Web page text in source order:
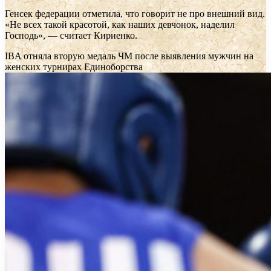
Генсек федерации отметила, что говорит не про внешний вид.
«Не всех такой красотой, как наших девчонок, наделил
Господь», — считает Кириенко.
IBA отняла вторую медаль ЧМ после выявления мужчин на
женских турнирахЕдиноборства